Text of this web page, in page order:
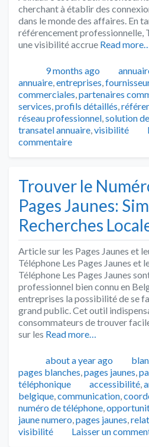
cherchant à établir des
dans le monde des affaires. En
référencement professionnelle,
une visibilité accrue Read
Publié9 months ago
annuaire,entreprises,
commerciales,partenaires
services,profils détaillés,
réseau professionnel,solution
transatel annuaire,visibilité
commentaire
Trouver le
Pages Jaunes:
Recherches
Article sur les Pages Jaunes et
Téléphone Les Pages Jaunes et
Téléphone Les Pages Jaunes
professionnel bien connu en
entreprises la possibilité de se
grand public. Cet outil
consommateurs de trouver
sur les Read more…
Publié
about a year ago
pages blanches,pages jaunes,
téléphonique
Tags
accessibilité,
belgique,communication,
numéro de téléphone,
jaune numero,pages jaunes,
visibilité
Laisser un